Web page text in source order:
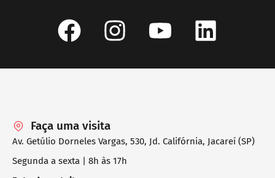
Faça uma visita
Av. Getúlio Dorneles Vargas, 530, Jd. Califórnia, Jacareí (SP)
Segunda a sexta | 8h às 17h